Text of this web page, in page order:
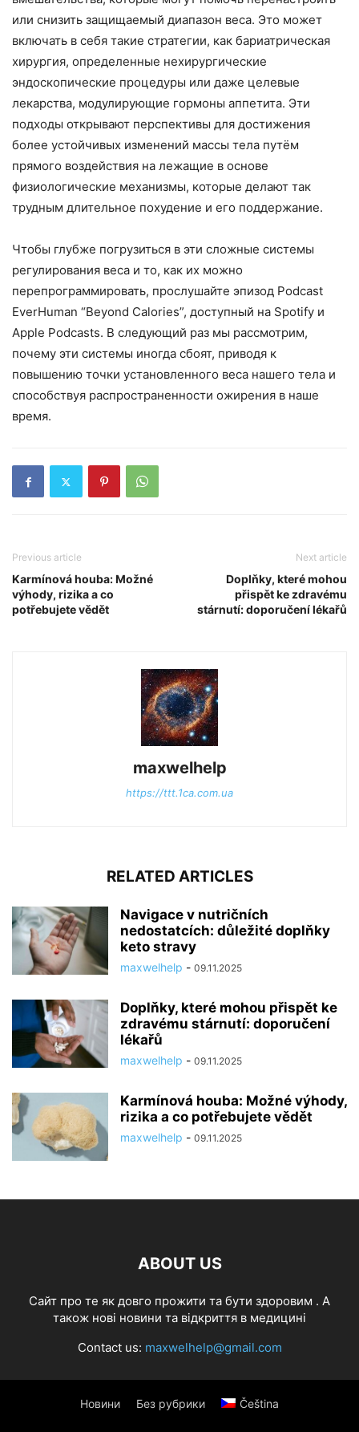
или снизить защищаемый диапазон веса. Это может
включать в себя такие стратегии, как бариатрическая
хирургия, определенные нехирургические
эндоскопические процедуры или даже целевые
лекарства, модулирующие гормоны аппетита. Эти
подходы открывают перспективы для достижения
более устойчивых изменений массы тела путём
прямого воздействия на лежащие в основе
физиологические механизмы, которые делают так
трудным длительное похудение и его поддержание.
Чтобы глубже погрузиться в эти сложные системы
регулирования веса и то, как их можно
перепрограммировать, прослушайте эпизод Podcast
EverHuman “Beyond Calories”, доступный на Spotify и
Apple Podcasts. В следующий раз мы рассмотрим,
почему эти системы иногда сбоят, приводя к
повышению точки установленного веса нашего тела и
способствуя распространенности ожирения в наше
время.
Previous article
Karmínová houba: Možné
výhody, rizika a co
potřebujete vědět
Next article
Doplňky, které mohou
přispět ke zdravému
stárnutí: doporučení lékařů
maxwelhelp
https://ttt.1ca.com.ua
RELATED ARTICLES
Navigace v nutričních
nedostatcích: důležité doplňky
keto stravy
maxwelhelp - 09.11.2025
Doplňky, které mohou přispět ke
zdravému stárnutí: doporučení
lékařů
maxwelhelp - 09.11.2025
Karmínová houba: Možné výhody,
rizika a co potřebujete vědět
maxwelhelp - 09.11.2025
ABOUT US
Cайт про те як довго прожити та бути здоровим . А
також нові новини та відкриття в медицині
Contact us: maxwelhelp@gmail.com
Новини Без рубрики Čeština